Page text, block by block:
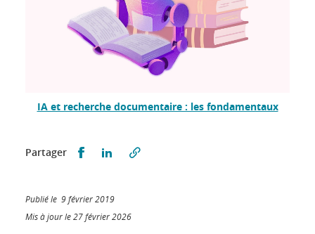
IA et recherche documentaire : les fondamentaux
Partager Partager sur Facebook
Partager sur LinkedIn
Publié le 9 février 2019
Mis à jour le 27 février 2026